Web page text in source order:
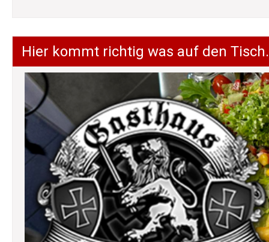
Hier kommt richtig was auf den Tisch.